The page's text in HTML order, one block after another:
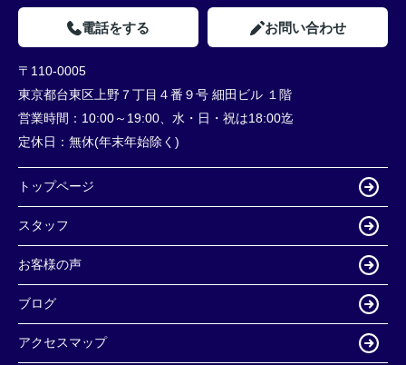
電話をする お問い合わせ
〒110-0005
東京都台東区上野７丁目４番９号 細田ビル １階
営業時間： 10:00～19:00、水・日・祝は18:00迄
定休日： 無休(年末年始除く)
トップページ
スタッフ
お客様の声
ブログ
アクセスマップ